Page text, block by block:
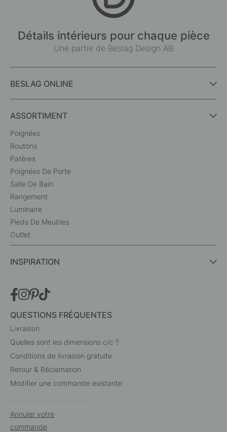
Détails intérieurs pour chaque pièce
Une partie de Beslag Design AB
BESLAG ONLINE
ASSORTIMENT
Poignées
Boutons
Patères
Poignées De Porte
Salle De Bain
Rangement
Luminaire
Pieds De Meubles
Outlet
INSPIRATION
QUESTIONS FRÉQUENTES
Livraison
Quelles sont les dimensions c/c ?
Conditions de livraison gratuite
Retour & Réclamation
Modifier une commande existante
Annuler votre
commande